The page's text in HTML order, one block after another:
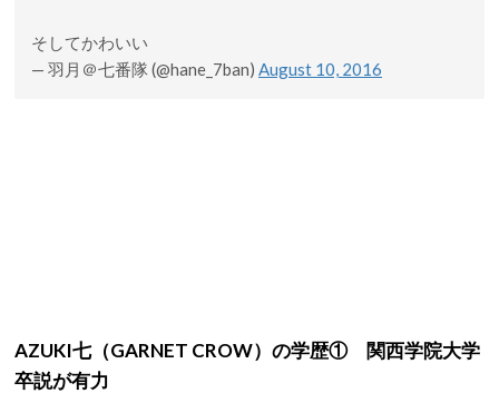
そしてかわいい
— 羽月＠七番隊 (@hane_7ban) August 10, 2016
AZUKI七（GARNET CROW）の学歴① 関西学院大学
卒説が有力